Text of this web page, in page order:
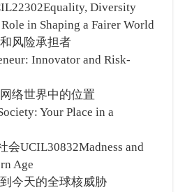
Diversity
in Shaping a Fairer World
风险承担者
Innovator and Risk-
世界中的位置
Your Place in a
UCIL30832Madness and
Age
天的全球核威胁